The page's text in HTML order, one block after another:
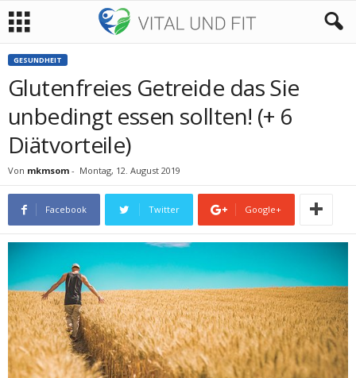
GESUNDHEIT
Glutenfreies Getreide das Sie
unbedingt essen sollten! (+ 6
Diätvorteile)
Von mkmsom - Montag, 12. August 2019
Facebook Twitter Google+